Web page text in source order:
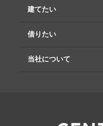
建てたい
借りたい
当社について